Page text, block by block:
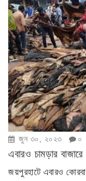
জুন ৩০, ২০২৩ ০
এবারও চামড়ার
জয়পুরহাটে এবারও